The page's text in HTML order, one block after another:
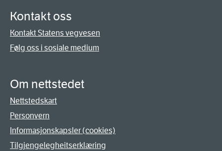
Kontakt oss
Kontakt Statens vegvesen
Følg oss i sosiale medium
Om nettstedet
Nettstedskart
Personvern
Informasjonskapsler (cookies)
Tilgjengelegheitserklæring